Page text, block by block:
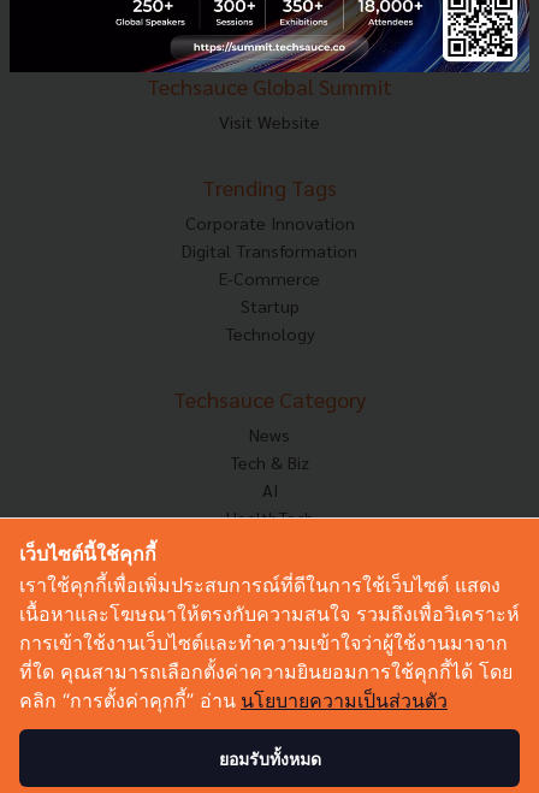
ส่งบทความ
Techsauce Global Summit
Visit Website
Trending Tags
Corporate Innovation
Digital Transformation
E-Commerce
Startup
Technology
Techsauce Category
News
Tech & Biz
AI
HealthTech
Corp Innov
Saucy Thoughts
Sustainable
Videos
Podcast
เว็บไซต์นี้ใช้คุกกี้
เราใช้คุกกี้เพื่อเพิ่มประสบการณ์ที่ดีในการใช้เว็บไซต์ แสดง
เนื้อหาและโฆษณาให้ตรงกับความสนใจ รวมถึงเพื่อวิเคราะห์
การเข้าใช้งานเว็บไซต์และทำความเข้าใจว่าผู้ใช้งานมาจาก
ที่ใด คุณสามารถเลือกตั้งค่าความยินยอมการใช้คุกกี้ได้ โดย
คลิก “การตั้งค่าคุกกี้” อ่าน นโยบายความเป็นส่วนตัว
ยอมรับทั้งหมด